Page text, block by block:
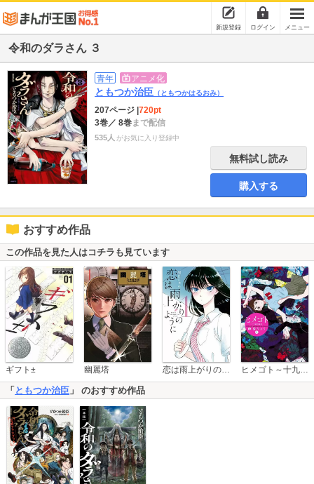
新規登録 ログイン メニュー
令和のダラさん ３
青年 アニメ化
ともつか治臣 （ともつかはるおみ）
207ページ 720pt
3巻／ 8巻まで配信
535人 がお気に入り登録中
無料試し読み
購入する
おすすめ作品
この作品を見た人はコチラも見ています
ギフト± 幽麗塔 恋は雨上がりのように ヒメゴト～十九歳の制服～
「 ともつか治臣 」 のおすすめ作品